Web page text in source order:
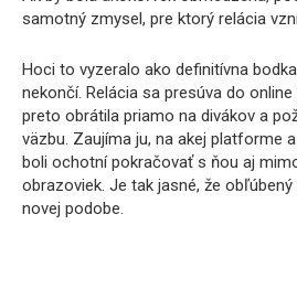
samotný zmysel, pre ktorý relácia
Hoci to vyzeralo ako definitívna
nekončí. Relácia sa presúva do
preto obrátila priamo na divákov a
väzbu. Zaujíma ju, na akej platforme
boli ochotní pokračovať s ňou aj
obrazoviek. Je tak jasné, že
novej podobe.